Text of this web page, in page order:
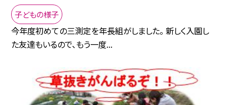
子どもの様子
今年度初めての三測定を年長組がしました。 新しく入園し
た友達もいるので、もう一度...